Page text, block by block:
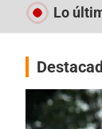
Lo
espectáculo